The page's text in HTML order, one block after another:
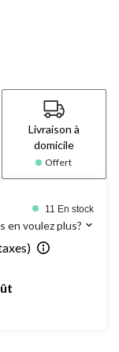
Livraison à
domicile
Offert
11 En stock
en voulez plus?